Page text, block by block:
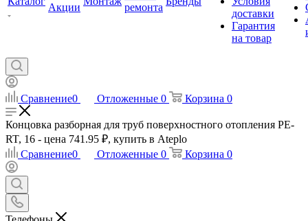
Акции
ремонта
доставки
Гарантия
на товар
Сравнение0 Отложенные 0 Корзина 0
Концовка разборная для труб поверхностного отопления PE-
RT, 16 - цена 741.95 ₽, купить в Ateplo
Сравнение0 Отложенные 0 Корзина 0